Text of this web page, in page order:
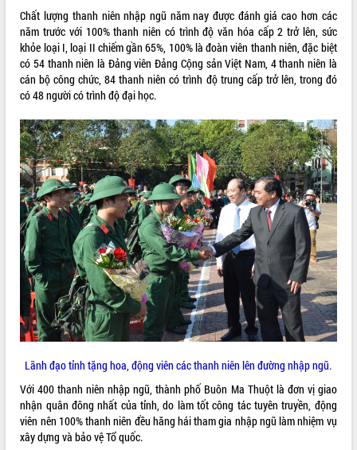
VIDEO
Không có file video nào để phát.
LIÊN KẾT WEB
THỐNG KÊ TRUY CẬP
Hôm nay:
3733
Tất cả:
66049056
Chất lượng thanh niên nhập ngũ năm nay được đánh giá cao hơn các
năm trước với 100% thanh niên có trình độ văn hóa cấp 2 trở lên, sức
khỏe loại I, loại II chiếm gần 65%, 100% là đoàn viên thanh niên, đặc biệt
có 54 thanh niên là Đảng viên Đảng Cộng sản Việt Nam, 4 thanh niên là
cán bộ công chức, 84 thanh niên có trình độ trung cấp trở lên, trong đó
có 48 người có trình độ đại học.
Lãnh đạo tỉnh tặng hoa, động viên các thanh niên lên đường nhập ngũ.
Với 400 thanh niên nhập ngũ, thành phố Buôn Ma Thuột là đơn vị giao
nhận quân đông nhất của tỉnh, do làm tốt công tác tuyên truyền, động
viên nên 100% thanh niên đều hăng hái tham gia nhập ngũ làm nhiệm vụ
xây dựng và bảo vệ Tổ quốc.